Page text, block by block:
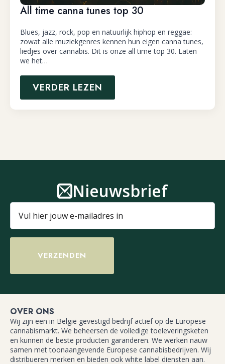
All time canna tunes top 30
Blues, jazz, rock, pop en natuurlijk hiphop en reggae:
zowat alle muziekgenres kennen hun eigen canna tunes,
liedjes over cannabis. Dit is onze all time top 30. Laten
we het…
VERDER LEZEN
Nieuwsbrief
VERZENDEN
OVER ONS
Wij zijn een in België gevestigd bedrijf actief op de Europese
cannabismarkt. We beheersen de volledige toeleveringsketen
en kunnen de beste producten garanderen. We werken nauw
samen met toonaangevende Europese cannabisbedrijven. Wij
distribueren merken en bieden ook white label diensten aan.